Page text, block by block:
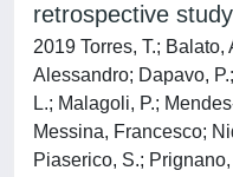
retrospective study
2019 Torres, T.;
Alessandro; Dapavo,
L.; Malagoli, P.;
Messina, Francesco;
Piaserico, S.;